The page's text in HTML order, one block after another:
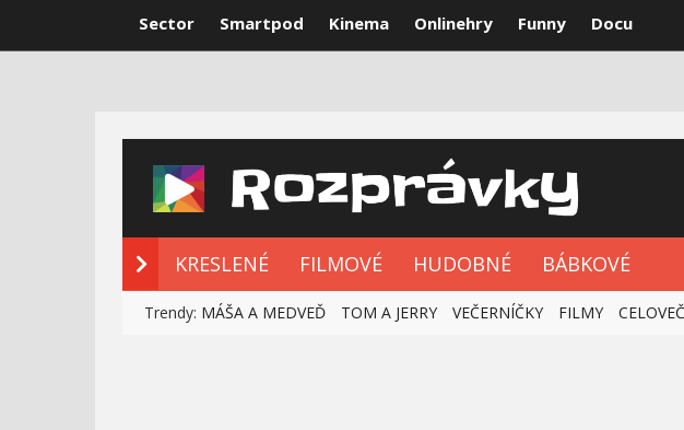
Sector Smartpod Kinema Onlinehry Funny Docu
KRESLENÉ FILMOVÉ HUDOBNÉ BÁBKOVÉ
Trendy: MÁŠA A MEDVEĎ TOM A JERRY VEČERNÍČKY FILMY